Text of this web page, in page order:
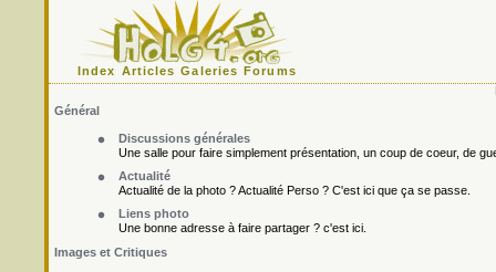
Index Articles Galeries Forums
Général
Discussions générales
Une salle pour faire simplement présentation, un coup de coeur, de
Actualité
Actualité de la photo ? Actualité Perso ? C'est ici que ça se passe.
Liens photo
Une bonne adresse à faire partager ? c'est ici.
Images et Critiques